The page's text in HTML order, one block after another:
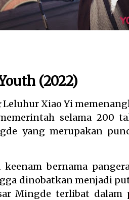
(2022)
Leluhur Xiao Yi
selama 200
yang merupakan
bernama
dinobatkan menjadi
Mingde terlibat dalam